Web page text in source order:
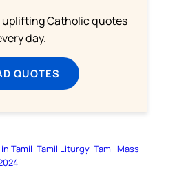
Catholic quotes
day.
QUOTES
Tamil Tamil Liturgy Tamil Mass